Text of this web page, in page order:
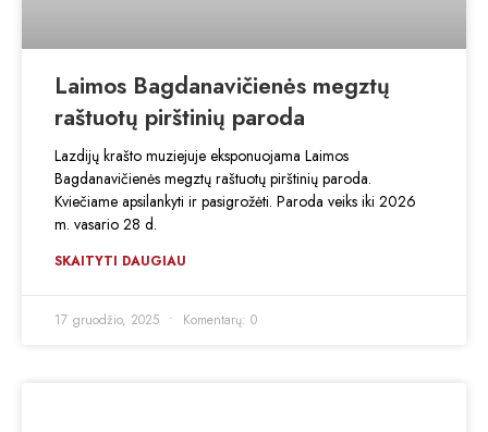
Laimos Bagdanavičienės megztų
raštuotų pirštinių paroda
Lazdijų krašto muziejuje eksponuojama Laimos
Bagdanavičienės megztų raštuotų pirštinių paroda.
Kviečiame apsilankyti ir pasigrožėti. Paroda veiks iki 2026
m. vasario 28 d.
SKAITYTI DAUGIAU
17 gruodžio, 2025 Komentarų: 0